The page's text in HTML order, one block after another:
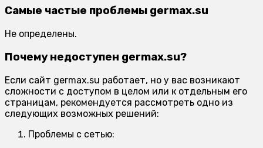
Самые частые проблемы germax.su
Не определены.
Почему недоступен germax.su?
Если сайт germax.su работает, но у вас возникают
сложности с доступом в целом или к отдельным его
страницам, рекомендуется рассмотреть одно из
следующих возможных решений:
Проблемы с сетью: